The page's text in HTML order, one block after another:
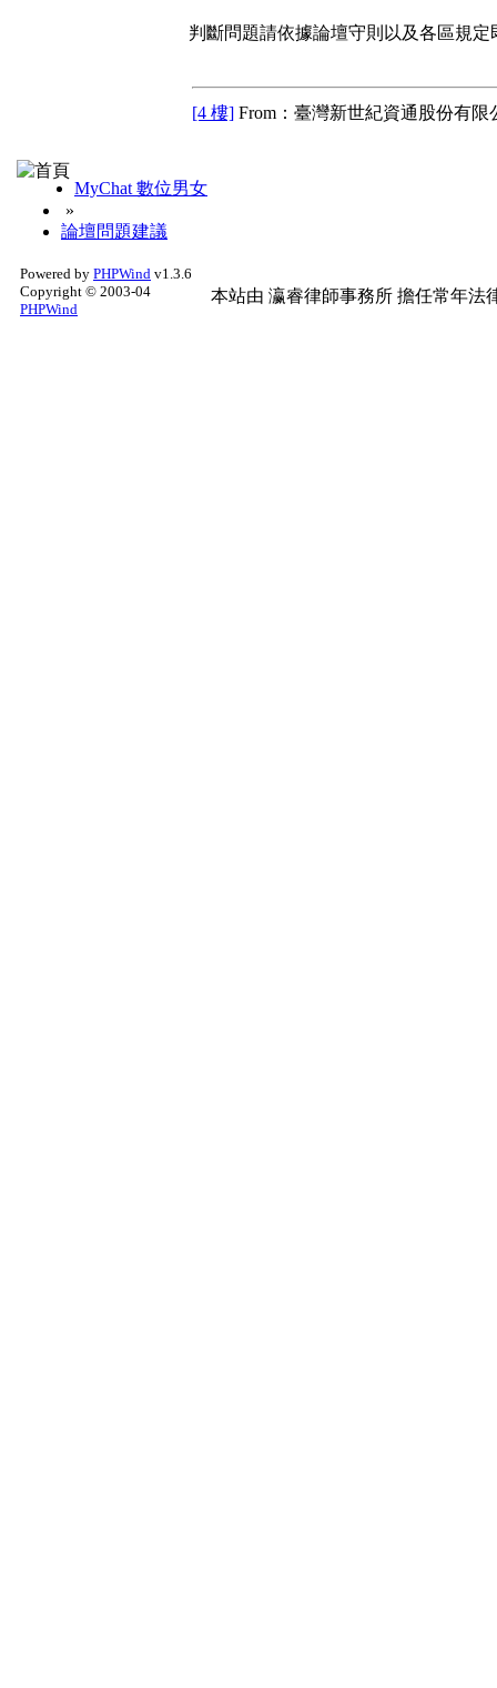
判斷問題請依據論壇守則以及各區規定
[4 樓] From：臺灣新世紀資通股份有限
MyChat 數位男女
»
論壇問題建議
Powered by PHPWind v1.3.6
Copyright © 2003-04
PHPWind
本站由 瀛睿律師事務所 擔任常年法